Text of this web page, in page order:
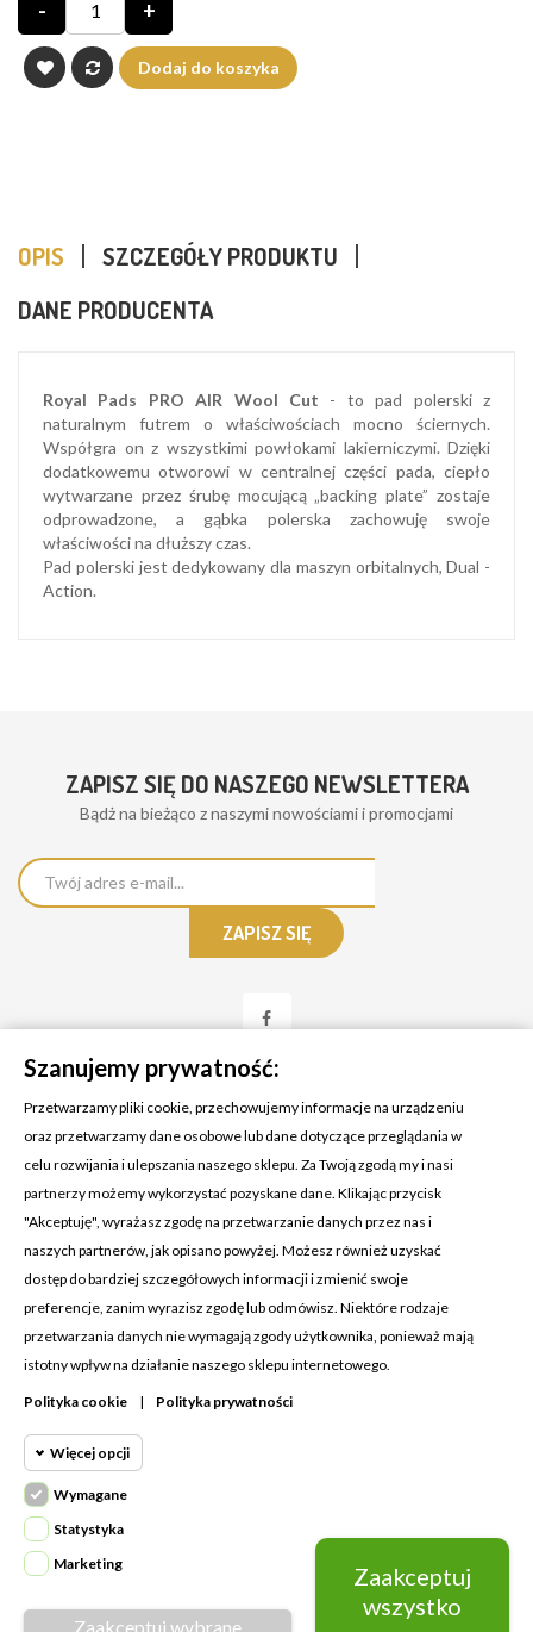
- +
Dodaj do koszyka
OPIS
SZCZEGÓŁY PRODUKTU
DANE PRODUCENTA
Royal Pads PRO AIR Wool Cut - to pad polerski z
naturalnym futrem o właściwościach mocno ściernych.
Współgra on z wszystkimi powłokami lakierniczymi. Dzięki
dodatkowemu otworowi w centralnej części pada, ciepło
wytwarzane przez śrubę mocującą „backing plate” zostaje
odprowadzone, a gąbka polerska zachowuję swoje
właściwości na dłuższy czas.
Pad polerski jest dedykowany dla maszyn orbitalnych, Dual -
Action.
ZAPISZ SIĘ DO NASZEGO NEWSLETTERA
Bądż na bieżąco z naszymi nowościami i promocjami
KONTAKT Z NAMI
Adres:
Cosmetic4car
Budzisz 73A
39-200 Dębica
Dominik:
Klaudia: +48 730634730
MOJE KONTO
PRODUKTY
NASZA FIRMA
Szanujemy prywatność:
Przetwarzamy pliki cookie, przechowujemy informacje na urządzeniu
oraz przetwarzamy dane osobowe lub dane dotyczące przeglądania w
celu rozwijania i ulepszania naszego sklepu. Za Twoją zgodą my i nasi
partnerzy możemy wykorzystać pozyskane dane. Klikając przycisk
"Akceptuję", wyrażasz zgodę na przetwarzanie danych przez nas i
naszych partnerów, jak opisano powyżej. Możesz również uzyskać
dostęp do bardziej szczegółowych informacji i zmienić swoje
preferencje, zanim wyrazisz zgodę lub odmówisz. Niektóre rodzaje
przetwarzania danych nie wymagają zgody użytkownika, ponieważ mają
istotny wpływ na działanie naszego sklepu internetowego.
Polityka cookie | Polityka prywatności
Więcej opcji
Wymagane
Wymagane pliki cookie oraz cookie
HttpOnly. Pliki cookie wymagane do
przeglądania witryny i korzystania z jej
Cookie
Wymagane
Statystyka
Marketing
Zaakceptuj wybrane
Zaakceptuj
wszystko